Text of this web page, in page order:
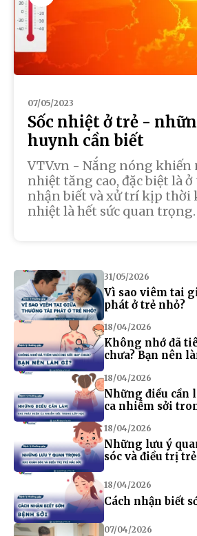
07/05/2023
Sốc nhiệt ở trẻ -
huynh cần biết
VTV.vn - Nắng nóng khiến
nhiệt tăng cao, đặc biệt là ở
nhận biết và xử trí kịp thời
nhiệt là hết sức quan trọng.
31/05/2026
Vì sao viêm tai
phát ở trẻ nhỏ?
18/04/2026
Không nhớ đã
chưa? Bạn nên
18/04/2026
Những điều cần
ca nhiễm sởi
18/04/2026
Những lưu ý
sóc và điều trị
18/04/2026
Cách nhận biết
07/04/2026